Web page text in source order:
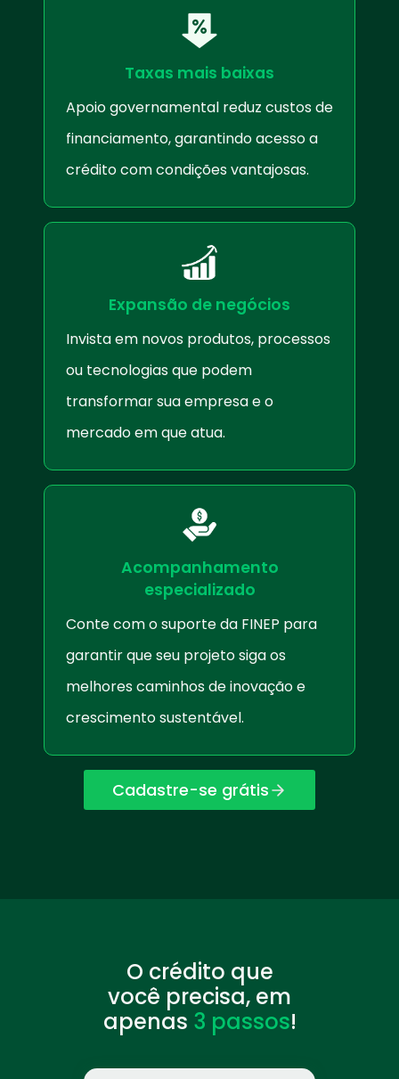
Taxas mais baixas
Apoio governamental reduz custos de
financiamento, garantindo acesso a
crédito com condições vantajosas.
Expansão de negócios
Invista em novos produtos, processos
ou tecnologias que podem
transformar sua empresa e o
mercado em que atua.
Acompanhamento
especializado
Conte com o suporte da FINEP para
garantir que seu projeto siga os
melhores caminhos de inovação e
crescimento sustentável.
Cadastre-se grátis
O crédito que
você precisa, em
apenas 3 passos!